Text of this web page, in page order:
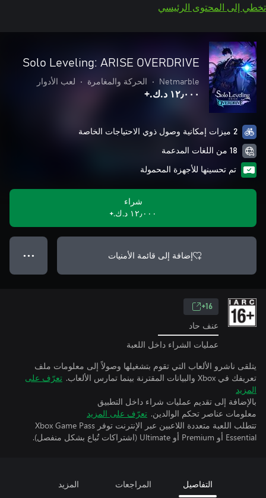
تخطي إلى المحتوى الرئيسي
Solo Leveling: ARISE OVERDRIVE
Netmarble
• الحركة والمغامرة • لعب الأدوار
١٢٫٠٠٠ د.ك.‏+
2 ميزات إمكانية وصول ذوي الاحتياجات الخاصة
18 من اللغات المدعمة
تم تحسينها للأجهزة المحمولة
شراء
١٢٫٠٠٠ د.ك.‏+
إضافة إلى قائمة الأمنيات ● ● ●
16+
عنف حاد
عمليات الشراء داخل اللعبة
يتلقى ناشرو الألعاب التي تقوم بتشغيلها وصولاً إلى معلومات ملف
تعريفك في Xbox والبيانات المقترنة بينما تمارس الألعاب.
تعرّف على
المزيد
بالإضافة إلى تقديم عمليات شراء داخل التطبيق
معلومات عناصر تحكم الوالدين. تعرّف على المزيد
تتطلب اللعبة متعددة اللاعبين عبر الإنترنت توفر Xbox Game Pass
Essential أو Premium أو Ultimate (اشتراكات تُباع بشكل منفصل).
التفاصيل المراجعات المزيد